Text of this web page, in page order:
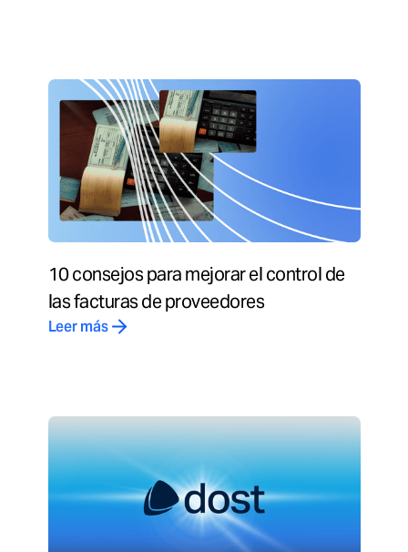
10 consejos para mejorar el control de
las facturas de proveedores
Leer más